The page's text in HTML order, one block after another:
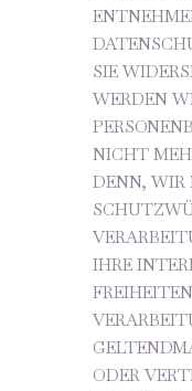
SIE
WERDEN
NICHT
DENN, WIR
IHRE
ODER